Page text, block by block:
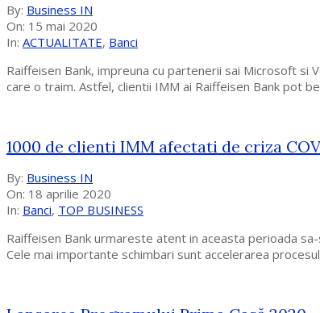
2020-
05-
15
By: Business IN
On: 15 mai 2020
In: ACTUALITATE, Banci
Raiffeisen Bank, impreuna cu partenerii sai Microsoft si
care o traim. Astfel, clientii IMM ai Raiffeisen Bank pot
1000 de clienti IMM afectati de criza
2020-
04-
18
By: Business IN
On: 18 aprilie 2020
In: Banci, TOP BUSINESS
Raiffeisen Bank urmareste atent in aceasta perioada
Cele mai importante schimbari sunt accelerarea